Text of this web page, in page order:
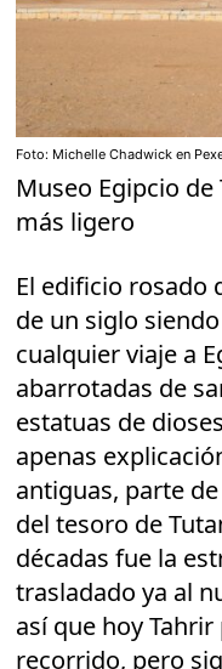
Foto: Michelle Chadwick en
Museo Egipcio
más ligero
El edificio rosado
de un siglo
cualquier viaje a
abarrotadas de
estatuas de
apenas
antiguas, parte
del tesoro de
décadas fue la
trasladado ya al
así que hoy
recorrido, pero